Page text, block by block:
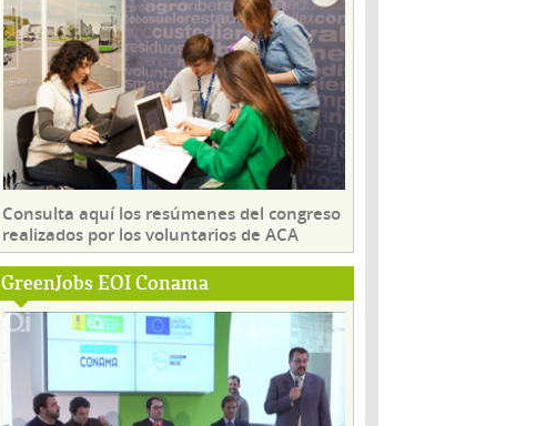
Consulta aquí los resúmenes del congreso
realizados por los voluntarios de ACA
GreenJobs EOI Conama